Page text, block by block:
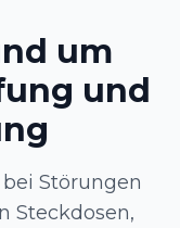
um
und
Störungen
Steckdosen,